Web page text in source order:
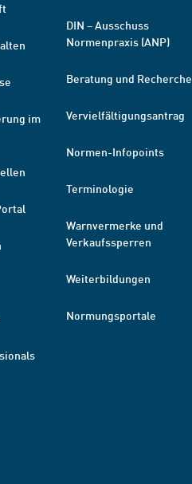
im
DIN – Ausschuss
Normenpraxis (ANP)
Beratung und Recherche
Vervielfältigungsantrag
Normen-Infopoints
Terminologie
Warnvermerke und
Verkaufssperren
Weiterbildungen
Normungsportale